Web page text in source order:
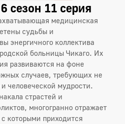
сезон 11 серия
медицинская
судьбы и
энергичного коллектива
больницы Чикаго. Их
развиваются на фоне
случаев, требующих не
человеческой мудрости.
страстей и
многогранно отражает
которыми приходится